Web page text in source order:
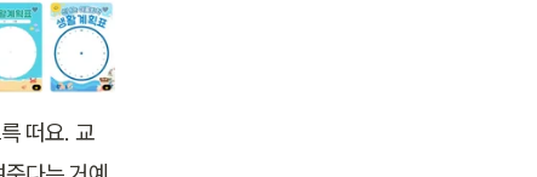
떠요. 교